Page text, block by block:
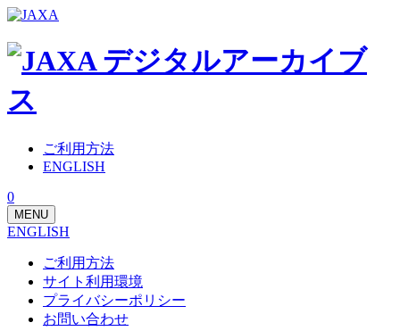
ご利用方法
ENGLISH
0
MENU
ENGLISH
ご利用方法
サイト利用環境
プライバシーポリシー
お問い合わせ